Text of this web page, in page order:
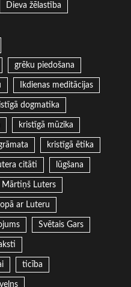
Dieva žēlastība
grēku piedošana
Ikdienas meditācijas
dogmatika
kristīgā mūzika
kristīgā ētika
citāti lūgšana
Mārtiņš Luters
ar Luteru
Svētais Gars
ticība
velns